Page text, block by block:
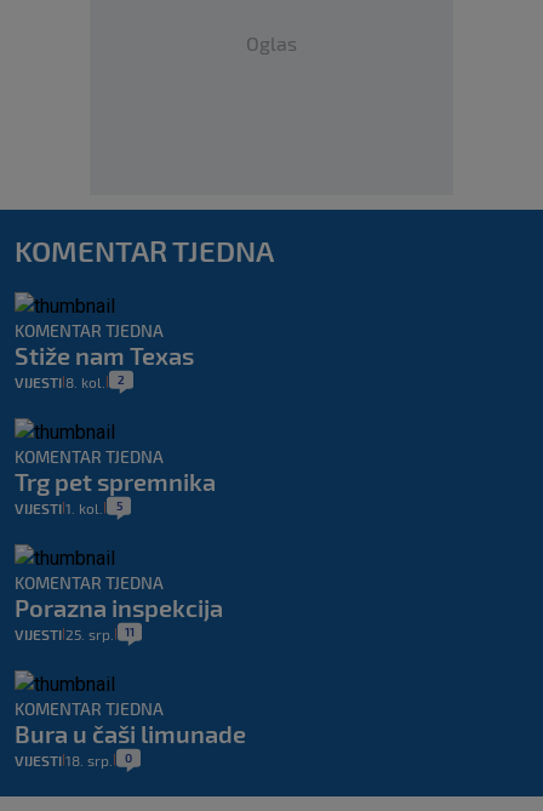
Oglas
KOMENTAR TJEDNA
KOMENTAR TJEDNA
Stiže nam Texas
VIJESTI 8. kol. 2
KOMENTAR TJEDNA
Trg pet spremnika
VIJESTI 1. kol. 5
KOMENTAR TJEDNA
Porazna inspekcija
VIJESTI 25. srp. 11
KOMENTAR TJEDNA
Bura u čaši limunade
VIJESTI 18. srp. 0